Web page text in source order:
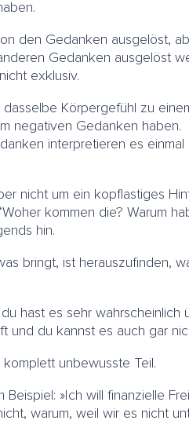
den Gedanken ausgelöst,
Gedanken ausgelöst
exklusiv.
dasselbe Körpergefühl zu
negativen Gedanken haben.
interpretieren es einmal
nicht um ein kopflastiges
kommen die? Warum
hin.
bringt, ist herauszufinden,
hast es sehr wahrscheinlich
und du kannst es auch gar
komplett unbewusste Teil.
Beispiel: »Ich will finanzielle
warum, weil wir es nicht